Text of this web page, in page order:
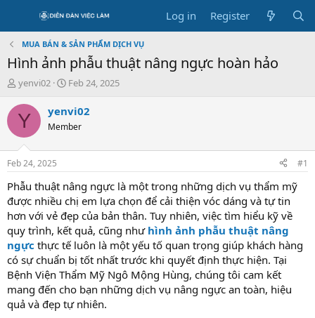
Log in Register
MUA BÁN & SẢN PHẨM DỊCH VỤ
Hình ảnh phẫu thuật nâng ngực hoàn hảo
T
r
e
d
t
a
r
t
e
r
yenvi02
S
a
r
t
t
e
Feb 24, 2025
Y yenvi02
Member
Feb 24, 2025 #1
Phẫu thuật nâng ngực là một trong những dịch vụ thẩm mỹ
được nhiều chị em lựa chọn để cải thiện vóc dáng và tự tin
hơn với vẻ đẹp của bản thân. Tuy nhiên, việc tìm hiểu kỹ về
quy trình, kết quả, cũng như hình ảnh phẫu thuật nâng
ngực thực tế luôn là một yếu tố quan trọng giúp khách hàng
có sự chuẩn bị tốt nhất trước khi quyết định thực hiện. Tại
Bệnh Viện Thẩm Mỹ Ngô Mộng Hùng, chúng tôi cam kết
mang đến cho bạn những dịch vụ nâng ngực an toàn, hiệu
quả và đẹp tự nhiên.